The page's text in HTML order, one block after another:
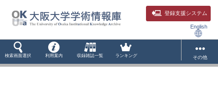
登録支援システム
English
検索画面選択 利用案内 収録雑誌一覧 ランキング その他